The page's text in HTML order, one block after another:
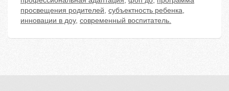
просвещения родителей, субъектность ребенка,
инновации в доу, современный воспитатель.